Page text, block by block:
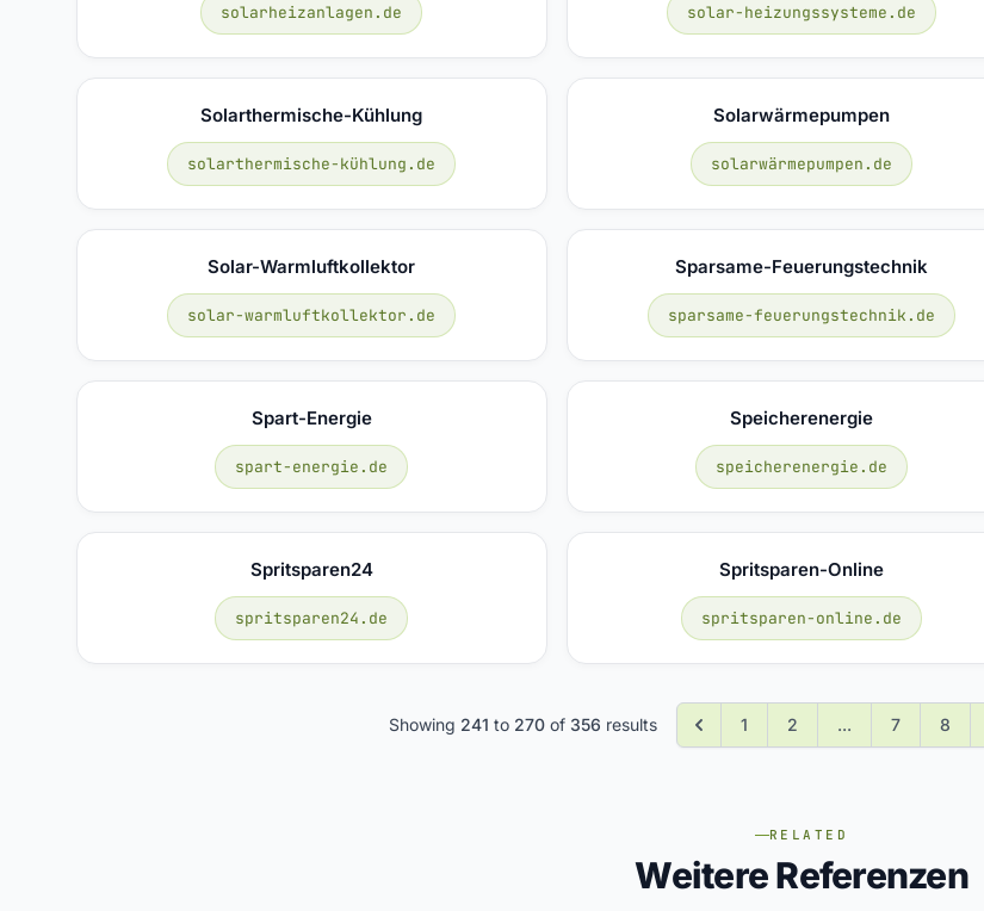
solarheizanlagen.de solar-heizungssysteme.de
Solarthermische-Kühlung
solarthermische-kühlung.de
Solarwärmepumpen
solarwärmepumpen.de
Solar-Warmluftkollektor
solar-warmluftkollektor.de
Sparsame-Feuerungstechnik
sparsame-feuerungstechnik.de
Spart-Energie
spart-energie.de
Speicherenergie
speicherenergie.de
Spritsparen24
spritsparen24.de
Spritsparen-Online
spritsparen-online.de
Showing 241 to 270 of 356 results 1 2 ... 7 8
RELATED
Weitere Referenzen